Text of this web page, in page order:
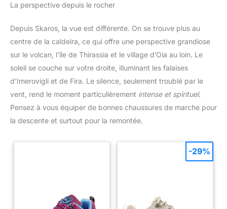
La perspective depuis le rocher
Depuis Skaros, la vue est différente. On se trouve plus au
centre de la caldeira, ce qui offre une perspective grandiose
sur le volcan, l’île de Thirassia et le village d’Oia au loin. Le
soleil se couche sur votre droite, illuminant les falaises
d’Imerovigli et de Fira. Le silence, seulement troublé par le
vent, rend le moment particulièrement intense et spirituel.
Pensez à vous équiper de bonnes chaussures de marche pour
la descente et surtout pour la remontée.
-29%